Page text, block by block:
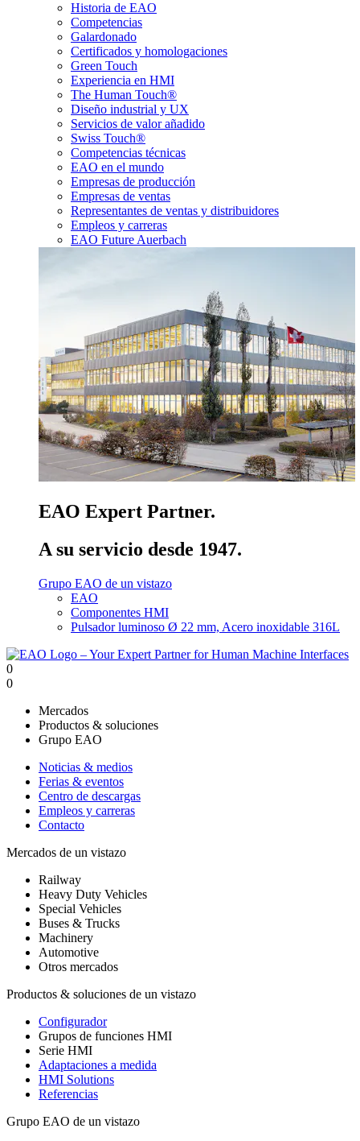
Historia de EAO
Competencias
Galardonado
Certificados y homologaciones
Green Touch
Experiencia en HMI
The Human Touch®
Diseño industrial y UX
Servicios de valor añadido
Swiss Touch®
Competencias técnicas
EAO en el mundo
Empresas de producción
Empresas de ventas
Representantes de ventas y distribuidores
Empleos y carreras
EAO Future Auerbach
EAO Expert Partner.
A su servicio desde 1947.
Grupo EAO de un vistazo
EAO
Componentes HMI
Pulsador luminoso Ø 22 mm, Acero inoxidable 316L
0
0
Mercados
Productos & soluciones
Grupo EAO
Noticias & medios
Ferias & eventos
Centro de descargas
Empleos y carreras
Contacto
Mercados de un vistazo
Railway
Heavy Duty Vehicles
Special Vehicles
Buses & Trucks
Machinery
Automotive
Otros mercados
Productos & soluciones de un vistazo
Configurador
Grupos de funciones HMI
Serie HMI
Adaptaciones a medida
HMI Solutions
Referencias
Grupo EAO de un vistazo